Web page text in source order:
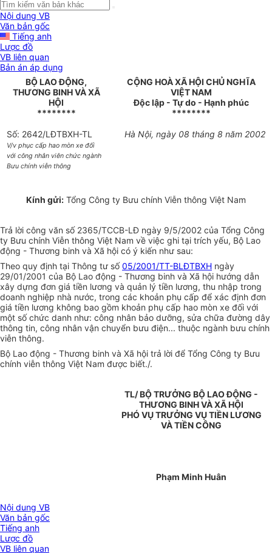
Nội dung VB
Văn bản gốc
Tiếng anh
Lược đồ
VB liên quan
Bản án áp dụng
BỘ LAO ĐỘNG,
THƯƠNG BINH VÀ XÃ
HỘI
********
CỘNG HOÀ XÃ HỘI CHỦ NGHĨA
VIỆT NAM
Độc lập - Tự do - Hạnh phúc
********
Số: 2642/LĐTBXH-TL
V/v phục cấp hao mòn xe đối
với công nhân viên chức ngành
Bưu chính viễn thông
Hà Nội, ngày 08 tháng 8 năm 2002
Kính gửi: Tổng Công ty Bưu chính Viễn thông Việt Nam
Trả lời công văn số 2365/TCCB-LĐ ngày 9/5/2002 của Tổng Công
ty Bưu chính Viễn thông Việt Nam về việc ghi tại trích yếu, Bộ Lao
động - Thương binh và Xã hội có ý kiến như sau:
Theo quy định tại Thông tư số05/2001/TT-BLĐTBXH ngày
29/01/2001 của Bộ Lao động - Thương binh và Xã hội hướng dẫn
xây dựng đơn giá tiền lương và quản lý tiền lương, thu nhập trong
doanh nghiệp nhà nước, trong các khoản phụ cấp để xác định đơn
giá tiền lương không bao gồm khoản phụ cấp hao mòn xe đối với
một số chức danh như: công nhân bảo dưỡng, sửa chữa đường dây
thông tin, công nhân vận chuyển bưu điện... thuộc ngành bưu chính
viễn thông.
Bộ Lao động - Thương binh và Xã hội trả lời để Tổng Công ty Bưu
chính viễn thông Việt Nam được biết./.
TL/ BỘ TRƯỞNG BỘ LAO ĐỘNG -
THƯƠNG BINH VÀ XÃ HỘI
PHÓ VỤ TRƯỞNG VỤ TIỀN LƯƠNG
VÀ TIỀN CÔNG
Phạm Minh Huân
Nội dung VB
Văn bản gốc
Tiếng anh
Lược đồ
VB liên quan